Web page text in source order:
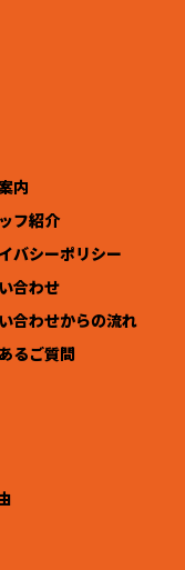
内
フ紹介
バシーポリシー
合わせ
合わせからの流れ
るご質問